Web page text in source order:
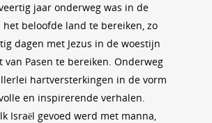
jaar onderweg was in de
beloofde land te bereiken, zo
dagen met Jezus in de woestijn
van Pasen te bereiken. Onderweg
hartversterkingen in de vorm
en inspirerende verhalen.
Israël gevoed werd met manna,